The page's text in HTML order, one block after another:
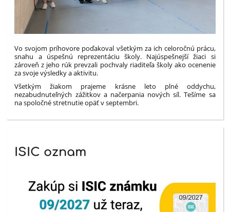
Vo svojom príhovore poďakoval všetkým za ich celoročnú prácu,
snahu a úspešnú reprezentáciu školy. Najúspešnejší žiaci si
zároveň z jeho rúk prevzali pochvaly riaditeľa školy ako ocenenie
za svoje výsledky a aktivitu.
Všetkým žiakom prajeme krásne leto plné oddychu,
nezabudnuteľných zážitkov a načerpania nových síl. Tešíme sa
na spoločné stretnutie opäť v septembri.
ISIC oznam